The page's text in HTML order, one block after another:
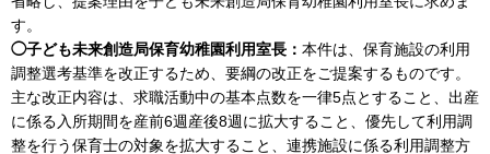
す。
◯子ども未来創造局保育幼稚園利用室長： 本件は、保育施設の利用
調整選考基準を改正するため、要綱の改正をご提案するものです。
主な改正内容は、求職活動中の基本点数を一律5点とすること、出産
に係る入所期間を産前6週産後8週に拡大すること、優先して利用調
整を行う保育士の対象を拡大すること、連携施設に係る利用調整方